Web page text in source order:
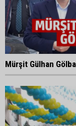
Mürşit Gülhan